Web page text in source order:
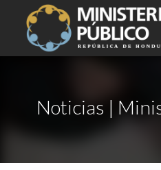
Noticias |